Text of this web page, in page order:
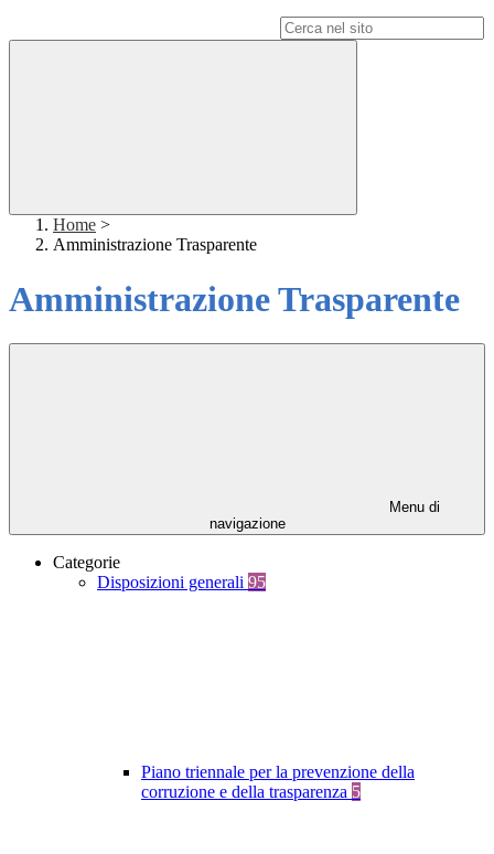
Home >
Amministrazione Trasparente
Amministrazione Trasparente
Menu di
navigazione
Categorie
Disposizioni generali 95
Piano triennale per la prevenzione della
corruzione e della trasparenza 5